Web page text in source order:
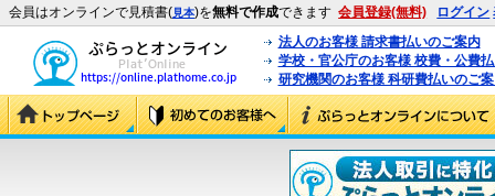
会員はオンラインで見積書(見本)を無料で作成できます 会員登録(無料) ログイン
法人のお客様 請求書払いのご案内
学校・官公庁のお客様 校費・公費
研究機関のお客様 科研費払いのご